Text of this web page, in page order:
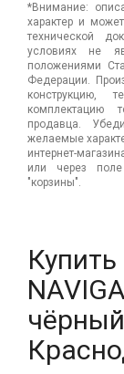
*Внимание:
характер и
технической
условиях не
положениями
Федерации.
конструкцию,
комплектацию
продавца.
желаемые
интернет-
или через
"корзины".